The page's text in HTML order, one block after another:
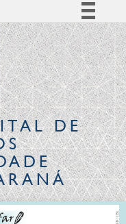
Simplifique!
Comunica BR
Participe
à informação
Legislação
CanaisDE